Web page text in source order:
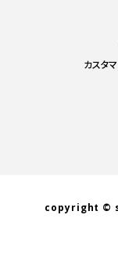
カスタ
copyright ©